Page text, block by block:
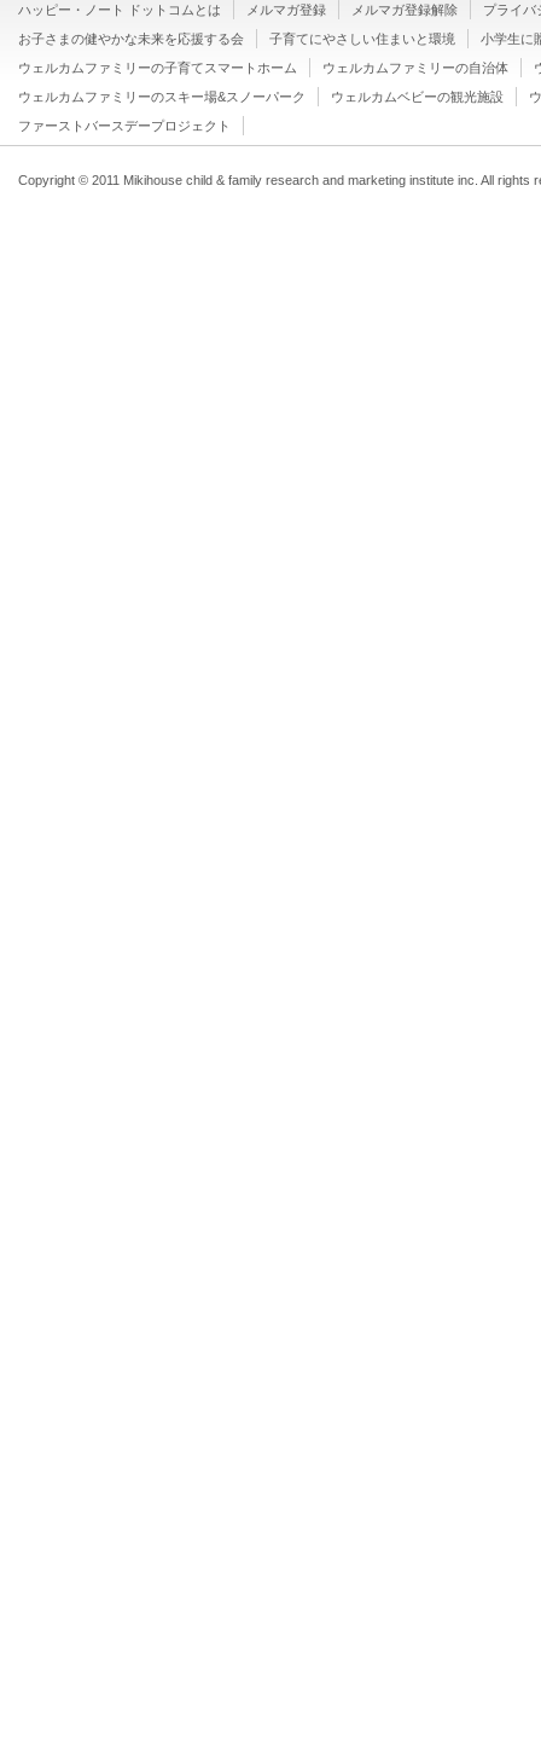
ハッピー・ノート ドットコムとは メルマガ登録 メルマガ登録解除
プライバ
お子さまの健やかな未来を応援する会
子育てにやさしい住まいと環境
小学生に
ウェルカムファミリーの子育てスマートホーム
ウェルカムファミリーの自治体
ウェルカムファミリーのスキー場&スノーパーク
ウェルカムベビーの観光施設
ファーストバースデープロジェクト
Copyright © 2011 Mikihouse child & family research and marketing institute inc. All rights